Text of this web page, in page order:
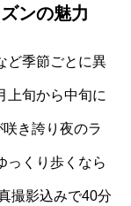
ンの魅力
ど季節ごとに異
上旬から中旬に
き誇り夜のラ
っくり歩くなら
撮影込みで40分